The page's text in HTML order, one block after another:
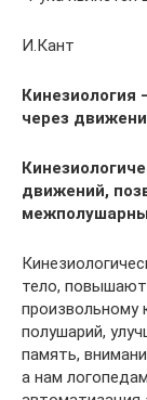
И.Кант
Кинезиология
через
движений,
тело, повышают
произвольному
полушарий,
память,
а нам